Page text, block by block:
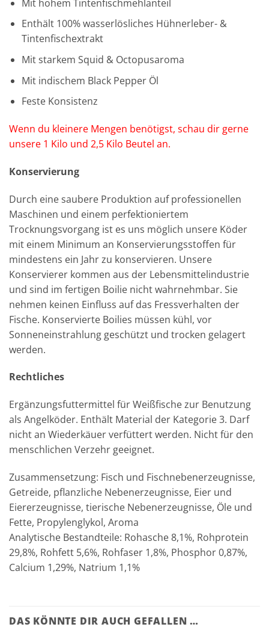
Mit hohem Tintenfischmehlanteil
Enthält 100% wasserlösliches Hühnerleber- &
Tintenfischextrakt
Mit starkem Squid & Octopusaroma
Mit indischem Black Pepper Öl
Feste Konsistenz
Wenn du kleinere Mengen benötigst, schau dir gerne
unsere 1 Kilo und 2,5 Kilo Beutel an.
Konservierung
Durch eine saubere Produktion auf professionellen
Maschinen und einem perfektioniertem
Trocknungsvorgang ist es uns möglich unsere Köder
mit einem Minimum an Konservierungsstoffen für
mindestens ein Jahr zu konservieren. Unsere
Konservierer kommen aus der Lebensmittelindustrie
und sind im fertigen Boilie nicht wahrnehmbar. Sie
nehmen keinen Einfluss auf das Fressverhalten der
Fische. Konservierte Boilies müssen kühl, vor
Sonneneinstrahlung geschützt und trocken gelagert
werden.
Rechtliches
Ergänzungsfuttermittel für Weißfische zur Benutzung
als Angelköder. Enthält Material der Kategorie 3. Darf
nicht an Wiederkäuer verfüttert werden. Nicht für den
menschlichen Verzehr geeignet.
Zusammensetzung: Fisch und Fischnebenerzeugnisse,
Getreide, pflanzliche Nebenerzeugnisse, Eier und
Eiererzeugnisse, tierische Nebenerzeugnisse, Öle und
Fette, Propylenglykol, Aroma
Analytische Bestandteile: Rohasche 8,1%, Rohprotein
29,8%, Rohfett 5,6%, Rohfaser 1,8%, Phosphor 0,87%,
Calcium 1,29%, Natrium 1,1%
DAS KÖNNTE DIR AUCH GEFALLEN …